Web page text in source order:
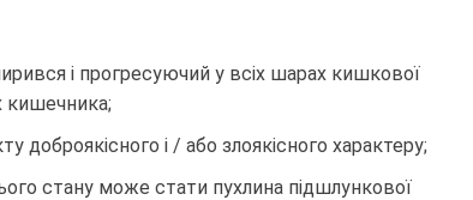
і прогресуючий у всіх шарах кишкової
кишечника;
доброякісного і / або злоякісного характеру;
стану може стати пухлина підшлункової